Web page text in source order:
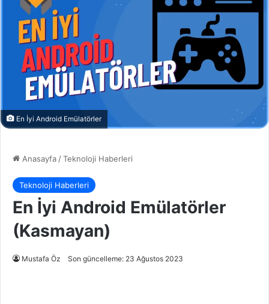
En İyi Android Emülatörler
Anasayfa /Teknoloji Haberleri
Teknoloji Haberleri
En İyi Android Emülatörler
(Kasmayan)
Mustafa Öz Son güncelleme: 23 Ağustos 2023